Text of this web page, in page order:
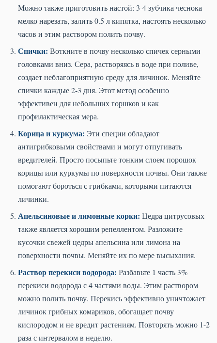
Можно также приготовить настой: 3-4 зубчика чеснока
мелко нарезать, залить 0.5 л кипятка, настоять несколько
часов и этим раствором полить почву.
Спички: Воткните в почву несколько спичек серными
головками вниз. Сера, растворяясь в воде при поливе,
создает неблагоприятную среду для личинок. Меняйте
спички каждые 2-3 дня. Этот метод особенно
эффективен для небольших горшков и как
профилактическая мера.
Корица и куркума: Эти специи обладают
антигрибковыми свойствами и могут отпугивать
вредителей. Просто посыпьте тонким слоем порошок
корицы или куркумы по поверхности почвы. Они также
помогают бороться с грибками, которыми питаются
личинки.
Апельсиновые и лимонные корки: Цедра цитрусовых
также является хорошим репеллентом. Разложите
кусочки свежей цедры апельсина или лимона на
поверхности почвы. Меняйте их по мере высыхания.
Раствор перекиси водорода: Разбавьте 1 часть 3%
перекиси водорода с 4 частями воды. Этим раствором
можно полить почву. Перекись эффективно уничтожает
личинок грибных комариков, обогащает почву
кислородом и не вредит растениям. Повторять можно 1-2
раза с интервалом в неделю.